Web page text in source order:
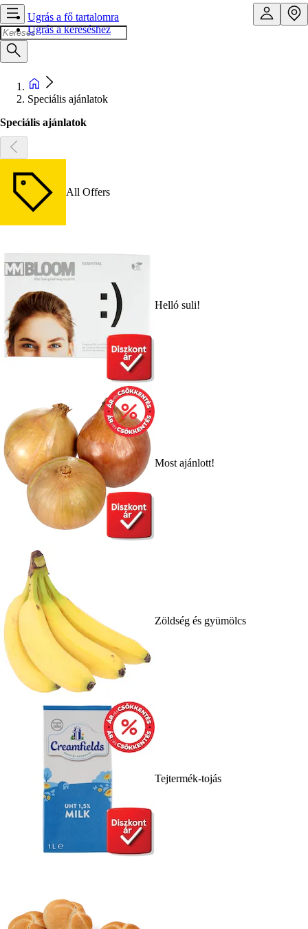
Ugrás a fő tartalomra
Ugrás a kereséshez
Speciális ajánlatok
Speciális ajánlatok
All Offers
Helló suli!
Most ajánlott!
Zöldség és gyümölcs
Tejtermék-tojás